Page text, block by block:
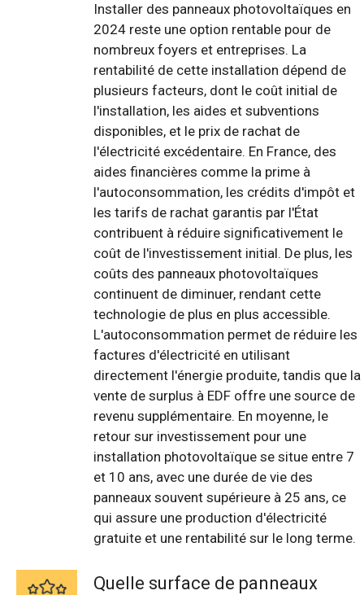
Installer des panneaux photovoltaïques en
2024 reste une option rentable pour de
nombreux foyers et entreprises. La
rentabilité de cette installation dépend de
plusieurs facteurs, dont le coût initial de
l'installation, les aides et subventions
disponibles, et le prix de rachat de
l'électricité excédentaire. En France, des
aides financières comme la prime à
l'autoconsommation, les crédits d'impôt et
les tarifs de rachat garantis par l'État
contribuent à réduire significativement le
coût de l'investissement initial. De plus, les
coûts des panneaux photovoltaïques
continuent de diminuer, rendant cette
technologie de plus en plus accessible.
L'autoconsommation permet de réduire les
factures d'électricité en utilisant
directement l'énergie produite, tandis que la
vente de surplus à EDF offre une source de
revenu supplémentaire. En moyenne, le
retour sur investissement pour une
installation photovoltaïque se situe entre 7
et 10 ans, avec une durée de vie des
panneaux souvent supérieure à 25 ans, ce
qui assure une production d'électricité
gratuite et une rentabilité sur le long terme.
Quelle surface de panneaux